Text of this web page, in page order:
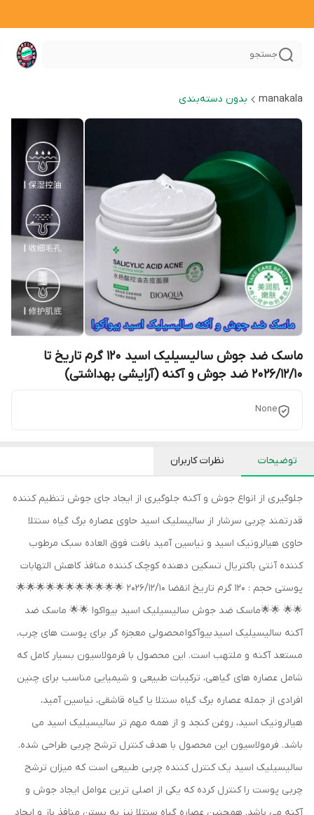
جستجو
manakala بدون دسته‌بندی
ماسک ضد جوش سالیسیلیک اسید 120 گرم تاریخ تا
2026/12/10 ضد جوش و آکنه (آرایشی بهداشتی)
None
توضیحات نظرات کاربران
جلوگیری از انواع جوش و آکنه جلوگیری از ایجاد جای جوش تنظیم کننده
قدرتمند چربی سرشار از سالیسلیک اسید حاوی عصاره برگ گیاه سنتلا
حاوی هیالرونیک اسید و نیاسین آمید بافت فوق العاده سبک مرطوب
کننده آنتی باکتریال تسکین دهنده کوچک کننده منافذ کاهش التهابات
پوستی حجم : 120 گرم تاریخ انقضا 2026/12/10 🌟🌟🌟🌟🌟🌟🌟🌟🌟🌟🌟
🌟🌟 🌟🌟ماسک ضد جوش سالیسیلیک اسید بیواکوا 🌟🌟 ماسک ضد
آکنه سالیسیلیک اسید بیوآکوا محصولی معجزه گر برای پوست های چرب،
مستعد آکنه و ملتهب است. این محصول با فرمولاسیون بسیار کامل که
شامل عصاره های گیاهی، ترکیبات طبیعی و شیمیایی مناسب برای چنین
افرادی از جمله عصاره برگ گیاه سنتلا یا گیاه قاشقی، نیاسین آمید،
هیالرونیک اسید، روغن کنجد و از همه مهم تر سالیسیلیک اسید می
باشد. فرمولاسیون این محصول با هدف کنترل ترشح چربی طراحی شده.
سالیسیلیک اسید یک کنترل کننده چربی طبیعی است که میزان ترشح
چربی پوست را کنترل کرده که یکی از اصلی ترین عوامل ایجاد جوش و